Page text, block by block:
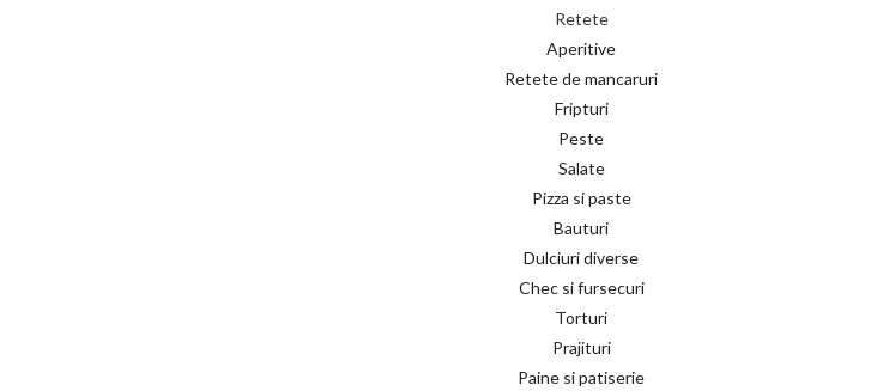
Retete
Aperitive
Retete de mancaruri
Fripturi
Peste
Salate
Pizza si paste
Bauturi
Dulciuri diverse
Chec si fursecuri
Torturi
Prajituri
Paine si patiserie